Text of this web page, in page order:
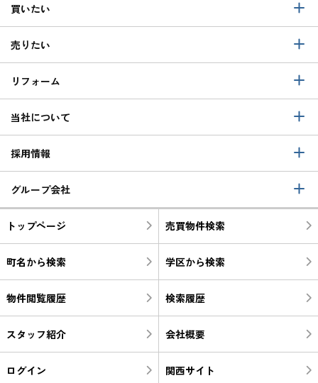
買いたい
売りたい
リフォーム
当社について
採用情報
グループ会社
トップページ 売買物件検索
町名から検索 学区から検索
物件閲覧履歴 検索履歴
スタッフ紹介 会社概要
ログイン 関西サイト